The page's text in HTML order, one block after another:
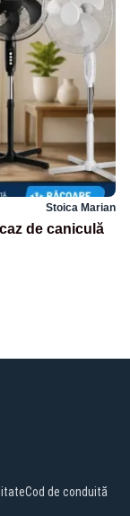
Stoica Marian
de caniculă
Cod de conduită